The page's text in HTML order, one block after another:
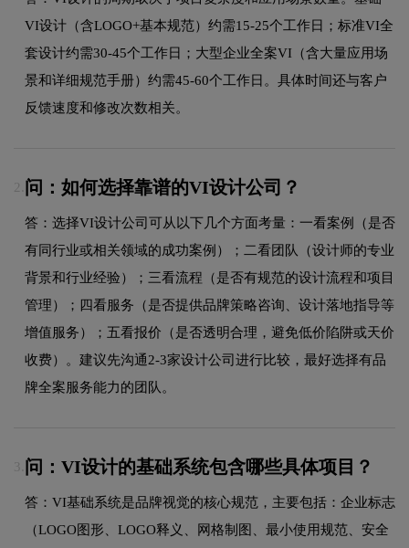
VI设计（含LOGO+基本规范）约需15-25个工作日；标准VI全
套设计约需30-45个工作日；大型企业全案VI（含大量应用场
景和详细规范手册）约需45-60个工作日。具体时间还与客户
反馈速度和修改次数相关。
2. 问：如何选择靠谱的VI设计公司？
答：选择VI设计公司可从以下几个方面考量：一看案例（是否
有同行业或相关领域的成功案例）；二看团队（设计师的专业
背景和行业经验）；三看流程（是否有规范的设计流程和项目
管理）；四看服务（是否提供品牌策略咨询、设计落地指导等
增值服务）；五看报价（是否透明合理，避免低价陷阱或天价
收费）。建议先沟通2-3家设计公司进行比较，最好选择有品
牌全案服务能力的团队。
3. 问：VI设计的基础系统包含哪些具体项目？
答：VI基础系统是品牌视觉的核心规范，主要包括：企业标志
（LOGO图形、LOGO释义、网格制图、最小使用规范、安全